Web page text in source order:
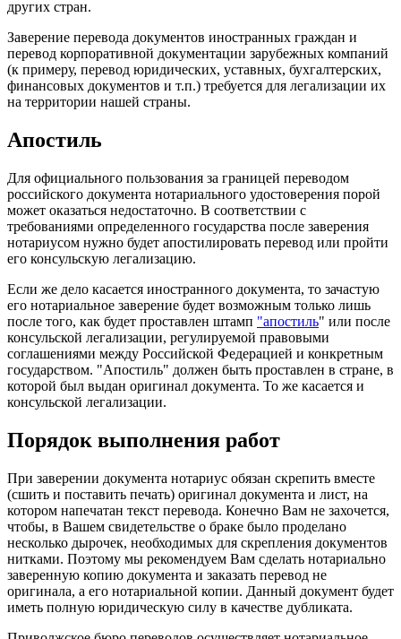
других стран.
Заверение перевода документов иностранных граждан и
перевод корпоративной документации зарубежных компаний
(к примеру, перевод юридических, уставных, бухгалтерских,
финансовых документов и т.п.) требуется для легализации их
на территории нашей страны.
Апостиль
Для официального пользования за границей переводом
российского документа нотариального удостоверения порой
может оказаться недостаточно. В соответствии с
требованиями определенного государства после заверения
нотариусом нужно будет апостилировать перевод или пройти
его консульскую легализацию.
Если же дело касается иностранного документа, то зачастую
его нотариальное заверение будет возможным только лишь
после того, как будет проставлен штамп "апостиль" или после
консульской легализации, регулируемой правовыми
соглашениями между Российской Федерацией и конкретным
государством. "Апостиль" должен быть проставлен в стране, в
которой был выдан оригинал документа. То же касается и
консульской легализации.
Порядок выполнения работ
При заверении документа нотариус обязан скрепить вместе
(сшить и поставить печать) оригинал документа и лист, на
котором напечатан текст перевода. Конечно Вам не захочется,
чтобы, в Вашем свидетельстве о браке было проделано
несколько дырочек, необходимых для скрепления документов
нитками. Поэтому мы рекомендуем Вам сделать нотариально
заверенную копию документа и заказать перевод не
оригинала, а его нотариальной копии. Данный документ будет
иметь полную юридическую силу в качестве дубликата.